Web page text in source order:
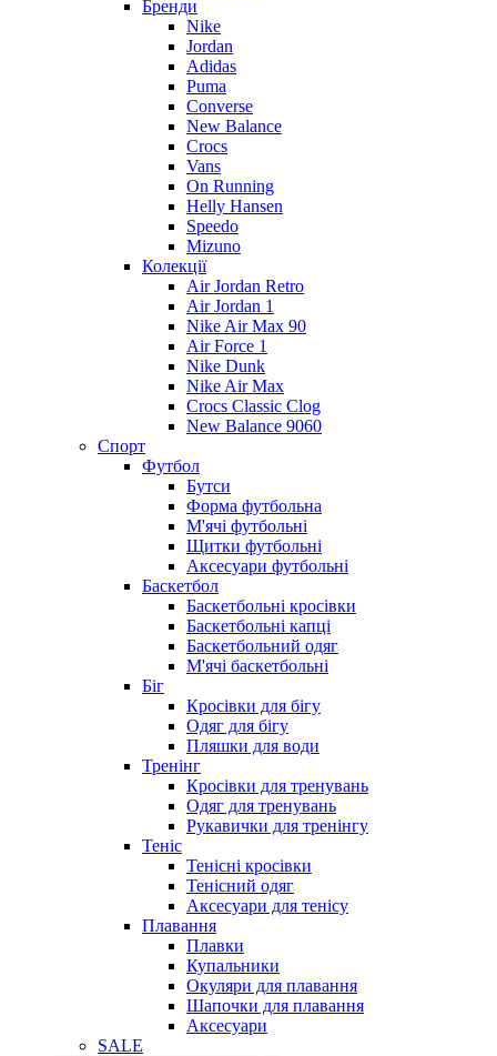
Бренди
Nike
Jordan
Adidas
Puma
Converse
New Balance
Crocs
Vans
On Running
Helly Hansen
Speedo
Mizuno
Колекції
Air Jordan Retro
Air Jordan 1
Nike Air Max 90
Air Force 1
Nike Dunk
Nike Air Max
Crocs Classic Clog
New Balance 9060
Спорт
Футбол
Бутси
Форма футбольна
М'ячі футбольні
Щитки футбольні
Аксесуари футбольні
Баскетбол
Баскетбольні кросівки
Баскетбольні капці
Баскетбольний одяг
М'ячі баскетбольні
Біг
Кросівки для бігу
Одяг для бігу
Пляшки для води
Тренінг
Кросівки для тренувань
Одяг для тренувань
Рукавички для тренінгу
Теніс
Тенісні кросівки
Тенісний одяг
Аксесуари для тенісу
Плавання
Плавки
Купальники
Окуляри для плавання
Шапочки для плавання
Аксесуари
SALE